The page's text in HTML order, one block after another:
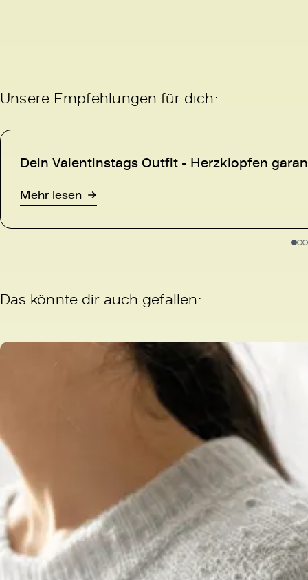
Unsere Empfehlungen für dich:
Dein Valentinstags Outfit - Herzklopfen
Mehr lesen
Das könnte dir auch gefallen: